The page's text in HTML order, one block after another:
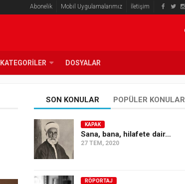
Abonelik Mobil Uygulamalarımız İletişim
KATEGORILER DOSYALAR
SON KONULAR POPÜLER KONULAR
KAPAK
Sana, bana, hilafete dair…
27 TEM, 2020
RÖPORTAJ